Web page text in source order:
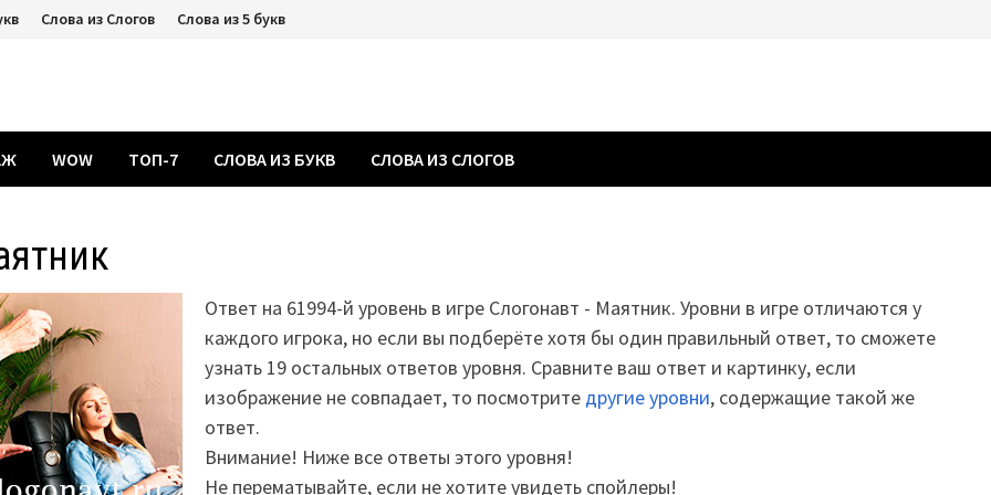
Слова из Слогов Слова из 5 букв
WOW ТОП-7 СЛОВА ИЗ БУКВ СЛОВА ИЗ СЛОГОВ
Ответ на 61994-й уровень в игре Слогонавт - Маятник. Уровни в игре отличаются у
каждого игрока, но если вы подберёте хотя бы один правильный ответ, то сможете
узнать 19 остальных ответов уровня. Сравните ваш ответ и картинку, если
изображение не совпадает, то посмотрите другие уровни, содержащие такой же
ответ.
Внимание! Ниже все ответы этого уровня!
Не перематывайте, если не хотите увидеть спойлеры!